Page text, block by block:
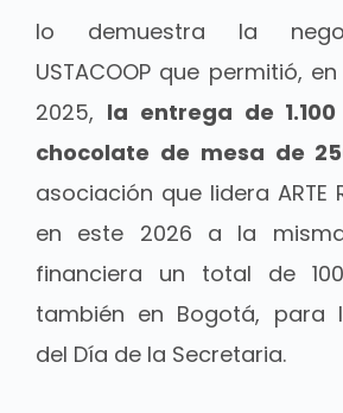
lo demuestra la
USTACOOP que permitió,
2025, la entrega de
chocolate de mesa de
asociación que lidera ARTE
en este 2026 a la
financiera un total de
también en Bogotá, para
del Día de la Secretaria.